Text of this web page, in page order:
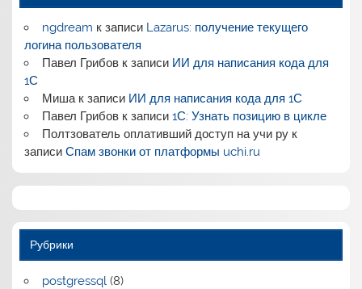
ngdream к записи Lazarus: получение текущего
логина пользователя
Павел Грибовк записи ИИ для написания кода для
1С
Мишак записи ИИ для написания кода для 1С
Павел Грибовк записи 1С: Узнать позицию в цикле
Полтзователь оплативший доступ на учи рук
записиСпам звонки от платформы uchi.ru
Рубрики
postgressql(8)